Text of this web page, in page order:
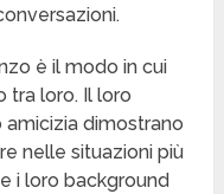
è il modo in cui
tra loro. Il loro
dimostrano
nelle situazioni più
i loro background